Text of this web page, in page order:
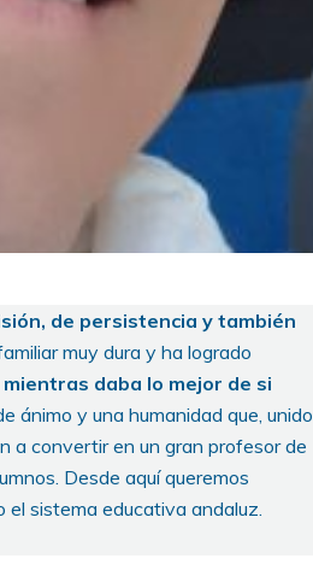
de persistencia y también
muy dura y ha logrado
daba lo mejor de si
ánimo y una humanidad que, unido
a convertir en un gran profesor de
Desde aquí queremos
el sistema educativa andaluz.